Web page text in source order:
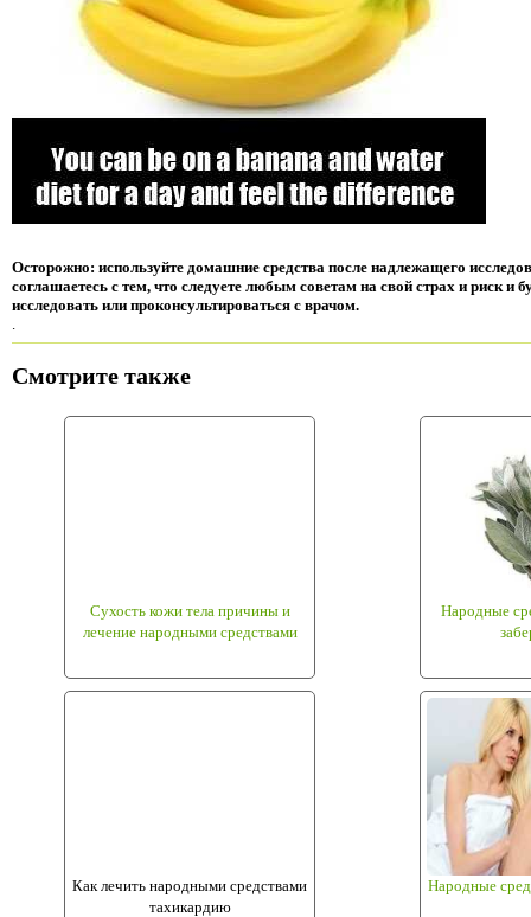
Осторожно: используйте домашние средства после надлежащего
соглашаетесь с тем, что следуете любым советам на свой страх и риск и
исследовать или проконсультироваться с врачом.
Смотрите также
Сухость кожи тела причины и
лечение народными средствами
Народные
Как лечить народными средствами
тахикардию
Народные